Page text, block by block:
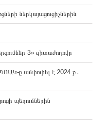
ներկայացուցիչներին
3» գիտաժողովը
ՊՈԱԿ-ը ամփոփել է 2024 թ․
պեղումներին